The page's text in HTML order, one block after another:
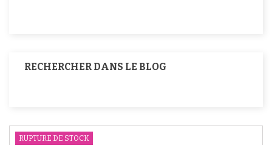
RECHERCHER DANS LE BLOG
RUPTURE DE STOCK